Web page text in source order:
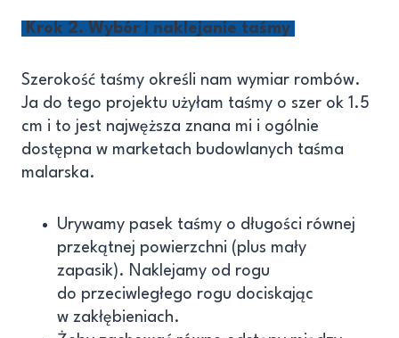
Krok 2. Wybór i naklejanie taśmy
Szerokość taśmy określi nam wymiar rombów.
Ja do tego projektu użyłam taśmy o szer ok 1.5
cm i to jest najwęższa znana mi i ogólnie
dostępna w marketach budowlanych taśma
malarska.
Urywamy pasek taśmy o długości równej
przekątnej powierzchni (plus mały
zapasik). Naklejamy od rogu
do przeciwległego rogu dociskając
w zakłębieniach.